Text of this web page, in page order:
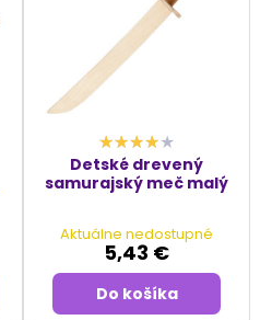
Detské drevený
samurajský meč malý
Aktuálne nedostupné
5,43 €
Do košíka